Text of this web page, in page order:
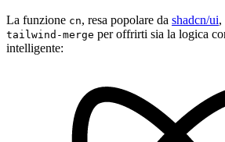
La funzione cn, resa popolare da shadcn/ui,
tailwind-merge per offrirti sia la logica
intelligente: